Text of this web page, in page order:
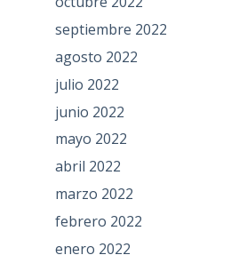
septiembre 2022
agosto 2022
julio 2022
junio 2022
mayo 2022
abril 2022
marzo 2022
febrero 2022
enero 2022